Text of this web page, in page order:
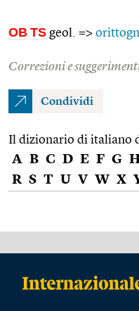
OB TS geol. =>
Correzioni e
Condividi
Il dizionario di italiano
A B C D E F G
R S T U V W X